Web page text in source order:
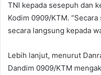
TNI kepada sesepuh dan
Kodim 0909/KTM.
secara langsung kepada
Lebih lanjut, menurut
Dandim 0909/KTM